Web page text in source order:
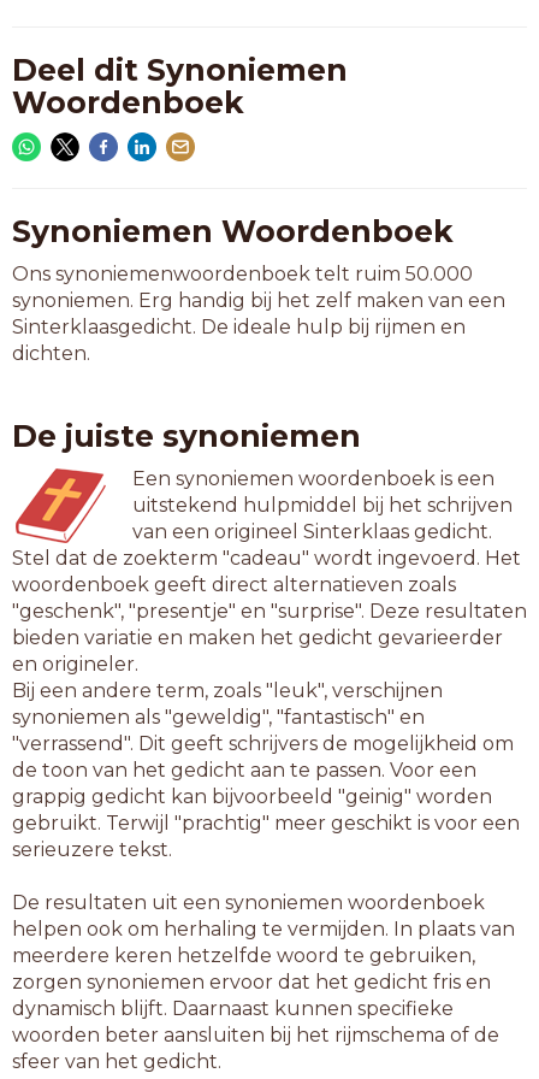
Deel dit Synoniemen
Woordenboek
Synoniemen Woordenboek
Ons synoniemenwoordenboek telt ruim 50.000
synoniemen. Erg handig bij het zelf maken van een
Sinterklaasgedicht. De ideale hulp bij rijmen en
dichten.
De juiste synoniemen
Een synoniemen woordenboek is een
uitstekend hulpmiddel bij het schrijven
van een origineel Sinterklaas gedicht.
Stel dat de zoekterm "cadeau" wordt ingevoerd. Het
woordenboek geeft direct alternatieven zoals
"geschenk", "presentje" en "surprise". Deze resultaten
bieden variatie en maken het gedicht gevarieerder
en origineler.
Bij een andere term, zoals "leuk", verschijnen
synoniemen als "geweldig", "fantastisch" en
"verrassend". Dit geeft schrijvers de mogelijkheid om
de toon van het gedicht aan te passen. Voor een
grappig gedicht kan bijvoorbeeld "geinig" worden
gebruikt. Terwijl "prachtig" meer geschikt is voor een
serieuzere tekst.
De resultaten uit een synoniemen woordenboek
helpen ook om herhaling te vermijden. In plaats van
meerdere keren hetzelfde woord te gebruiken,
zorgen synoniemen ervoor dat het gedicht fris en
dynamisch blijft. Daarnaast kunnen specifieke
woorden beter aansluiten bij het rijmschema of de
sfeer van het gedicht.